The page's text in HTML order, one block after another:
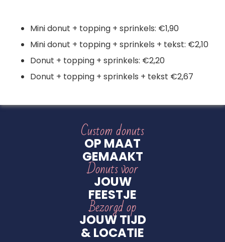
Mini donut + topping + sprinkels: €1,90
Mini donut + topping + sprinkels + tekst: €2,10
Donut + topping + sprinkels: €2,20
Donut + topping + sprinkels + tekst €2,67
Custom donuts
OP MAAT
GEMAAKT
Donuts voor
JOUW
FEESTJE
Bezorgd op
JOUW TIJD
& LOCATIE